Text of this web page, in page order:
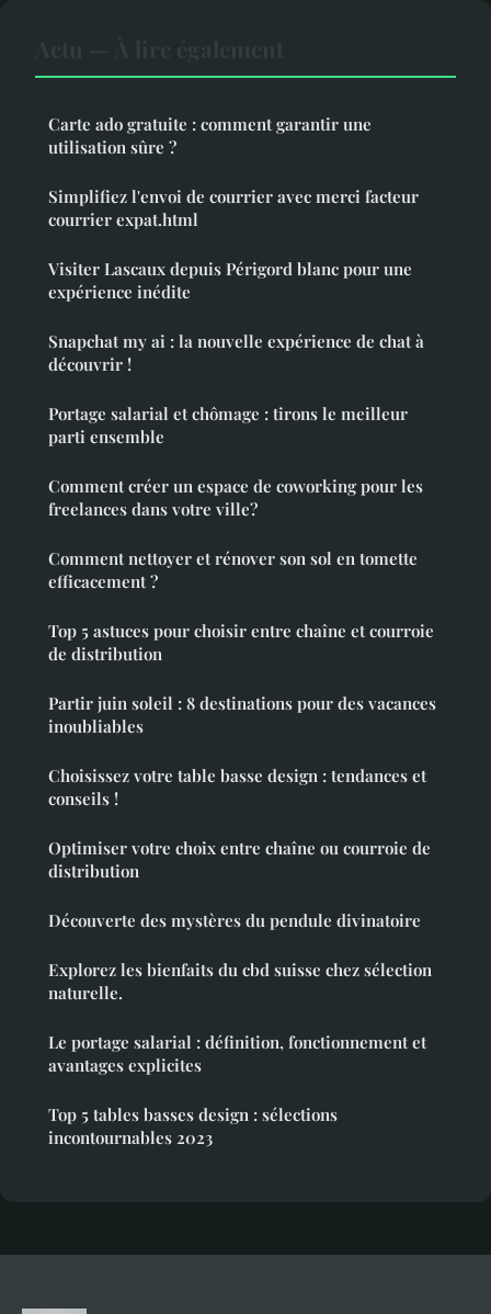
Carte ado gratuite : comment garantir une
utilisation sûre ?
Simplifiez l'envoi de courrier avec merci facteur
courrier expat.html
Visiter Lascaux depuis Périgord blanc pour une
expérience inédite
Snapchat my ai : la nouvelle expérience de chat à
découvrir !
Portage salarial et chômage : tirons le meilleur
parti ensemble
Comment créer un espace de coworking pour les
freelances dans votre ville?
Comment nettoyer et rénover son sol en tomette
efficacement ?
Top 5 astuces pour choisir entre chaîne et courroie
de distribution
Partir juin soleil : 8 destinations pour des vacances
inoubliables
Choisissez votre table basse design : tendances et
conseils !
Optimiser votre choix entre chaîne ou courroie de
distribution
Découverte des mystères du pendule divinatoire
Explorez les bienfaits du cbd suisse chez sélection
naturelle.
Le portage salarial : définition, fonctionnement et
avantages explicites
Top 5 tables basses design : sélections
incontournables 2023